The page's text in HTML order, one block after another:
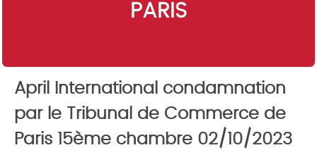
PARIS
April International condamnation
par le Tribunal de Commerce de
Paris 15ème chambre 02/10/2023